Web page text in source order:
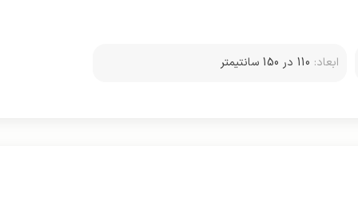
ابعاد: 110 در 150 سانتیمتر